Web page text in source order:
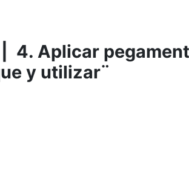
4. Aplicar
y utilizar¨